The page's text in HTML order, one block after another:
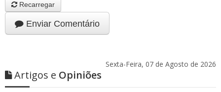
Recarregar
Enviar Comentário
Sexta-Feira, 07 de Agosto de 2026
Artigos e Opiniões